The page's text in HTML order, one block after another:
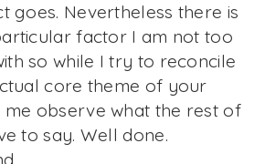
goes. Nevertheless there is
factor I am not too
so while I try to reconcile
core theme of your
me observe what the rest of
to say. Well done.